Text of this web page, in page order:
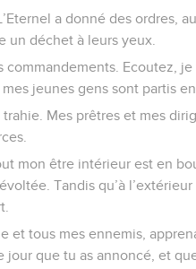
a donné des ordres,
un déchet à leurs yeux.
commandements. Ecoutez,
jeunes gens sont partis
trahie. Mes prêtres et mes
mon être intérieur est en
Tandis qu’à
et tous mes ennemis,
jour que tu as annoncé, et